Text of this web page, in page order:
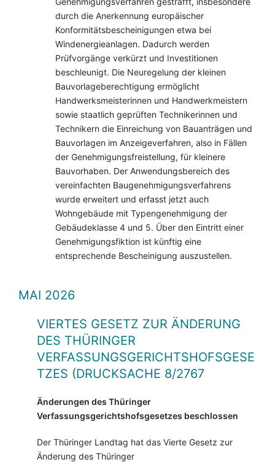
durch die Anerkennung europäischer
Konformitätsbescheinigungen etwa bei
Windenergieanlagen. Dadurch werden
Prüfvorgänge verkürzt und Investitionen
beschleunigt. Die Neuregelung der kleinen
Bauvorlageberechtigung ermöglicht
Handwerksmeisterinnen und Handwerkmeistern
sowie staatlich geprüften Technikerinnen und
Technikern die Einreichung von Bauanträgen und
Bauvorlagen im Anzeigeverfahren, also in Fällen
der Genehmigungsfreistellung, für kleinere
Bauvorhaben. Der Anwendungsbereich des
vereinfachten Baugenehmigungsverfahrens
wurde erweitert und erfasst jetzt auch
Wohngebäude mit Typengenehmigung der
Gebäudeklasse 4 und 5. Über den Eintritt einer
Genehmigungsfiktion ist künftig eine
entsprechende Bescheinigung auszustellen.
MAI 2026
VIERTES GESETZ ZUR ÄNDERUNG
DES THÜRINGER
VERFASSUNGSGERICHTSHOFSGESE
TZES (DRUCKSACHE 8/2767
Änderungen des Thüringer
Verfassungsgerichtshofsgesetzes beschlossen
Der Thüringer Landtag hat das Vierte Gesetz zur
Änderung des Thüringer